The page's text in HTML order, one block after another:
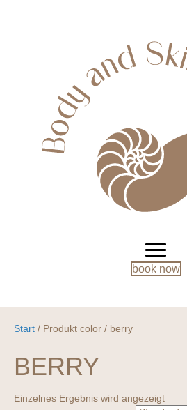
book now
Start / Produkt color / berry
BERRY
Einzelnes Ergebnis wird angezeigt